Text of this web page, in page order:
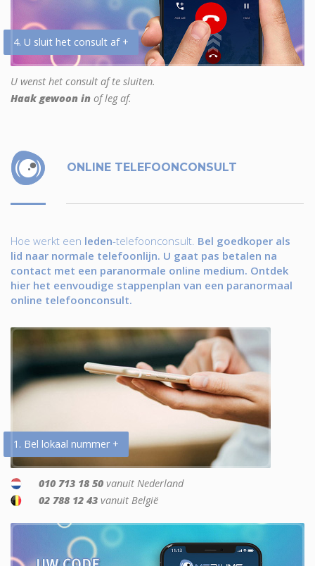
4. U sluit het consult af +
U wenst het consult af te sluiten.
Haak gewoon in of leg af.
ONLINE TELEFOONCONSULT
Hoe werkt een leden-telefoonconsult. Bel goedkoper als
lid naar normale telefoonlijn. U gaat pas betalen na
contact met een paranormale online medium. Ontdek
hier het eenvoudige stappenplan van een paranormaal
online telefoonconsult.
1. Bel lokaal nummer +
010 713 18 50 vanuit Nederland
02 788 12 43 vanuit België